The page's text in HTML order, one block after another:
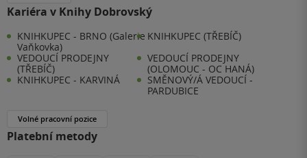
Kariéra v Knihy Dobrovský
KNIHKUPEC - BRNO (Galerie
Vaňkovka)
KNIHKUPEC (TŘEBÍČ)
VEDOUCÍ PRODEJNY
(TŘEBÍČ)
VEDOUCÍ PRODEJNY
(OLOMOUC - OC HANÁ)
KNIHKUPEC - KARVINÁ
SMĚNOVÝ/Á VEDOUCÍ -
PARDUBICE
Volné pracovní pozice
Platební metody